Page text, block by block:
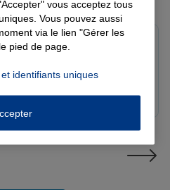
vous acceptez tous
Vous pouvez aussi
via le lien "Gérer les
pied de page.
identifiants uniques